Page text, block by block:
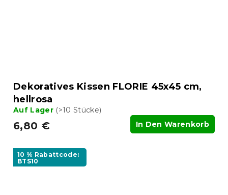
Dekoratives Kissen FLORIE 45x45 cm,
hellrosa
Auf Lager (>10 Stücke)
6,80 € In Den Warenkorb
10 % Rabattcode:
BTS10